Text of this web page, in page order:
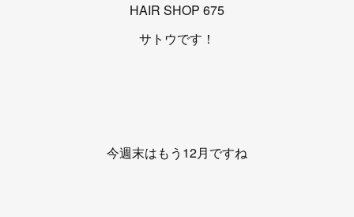
HAIR SHOP 675
サトウです！
今週末はもう12月ですね